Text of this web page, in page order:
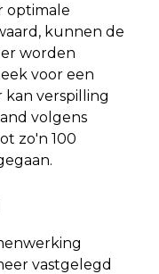
optimale
kunnen de
worden
voor een
kan verspilling
volgens
zo'n 100
vastgelegd